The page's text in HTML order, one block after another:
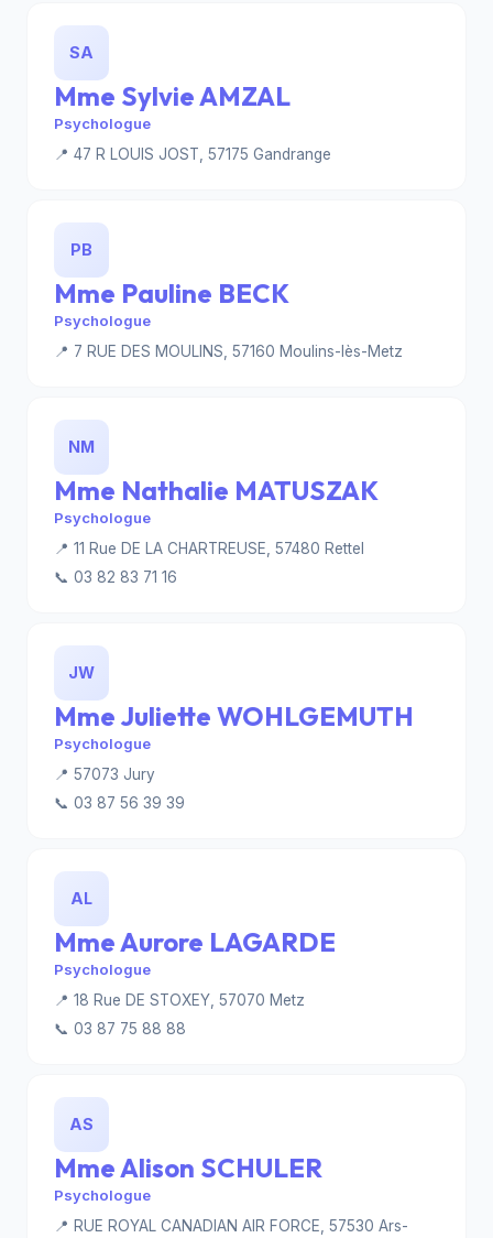
SA
Mme Sylvie AMZAL
Psychologue
📍 47 R LOUIS JOST, 57175 Gandrange
PB
Mme Pauline BECK
Psychologue
📍 7 RUE DES MOULINS, 57160 Moulins-lès-Metz
NM
Mme Nathalie MATUSZAK
Psychologue
📍 11 Rue DE LA CHARTREUSE, 57480 Rettel
📞 03 82 83 71 16
JW
Mme Juliette WOHLGEMUTH
Psychologue
📍 57073 Jury
📞 03 87 56 39 39
AL
Mme Aurore LAGARDE
Psychologue
📍 18 Rue DE STOXEY, 57070 Metz
📞 03 87 75 88 88
AS
Mme Alison SCHULER
Psychologue
📍 RUE ROYAL CANADIAN AIR FORCE, 57530 Ars-